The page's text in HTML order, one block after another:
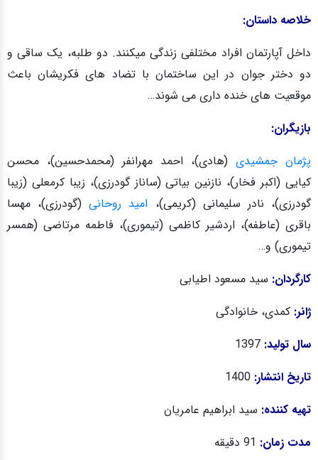
خلاصه داستان:
داخل آپارتمان افراد مختلفی زندگی میکنند. دو طلبه، یک ساقی و
دو دختر جوان در این ساختمان با تضاد های فکریشان باعث
موقعیت های خنده داری می شوند…
بازیگران:
پژمان جمشیدی (هادی)، احمد مهرانفر (محمدحسین)، محسن
کیایی (اکبر فخار)، نازنین بیاتی (ساناز گودرزی)، زیبا کرمعلی (زیبا
گودرزی)، نادر سلیمانی (کریمی)، امید روحانی(گودرزی)، مهسا
باقری (عاطفه)، اردشیر کاظمی (تیموری)، فاطمه مرتاضی (همسر
تیموری) و…
کارگردان: سید مسعود اطیابی
ژانر: کمدی، خانوادگی
سال تولید:
تاریخ انتشار:
تهیه کننده: سید ابراهیم عامریان
مدت زمان: